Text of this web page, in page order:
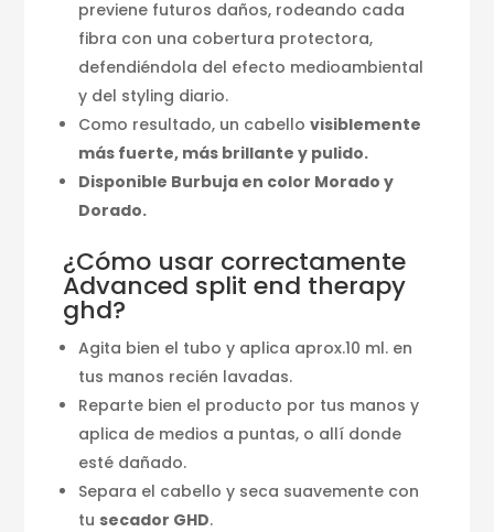
previene futuros daños, rodeando cada
fibra con una cobertura protectora,
defendiéndola del efecto medioambiental
y del styling diario.
Como resultado, un cabellovisiblemente
más fuerte, más brillante y pulido.
Disponible Burbuja en color Morado y
Dorado.
¿Cómo usar correctamente
Advanced split end therapy
ghd?
Agita bien el tubo y aplica aprox.10 ml. en
tus manos recién lavadas.
Reparte bien el producto por tus manos y
aplica de medios a puntas, o allí donde
esté dañado.
Separa el cabello y seca suavemente con
tu secador GHD.